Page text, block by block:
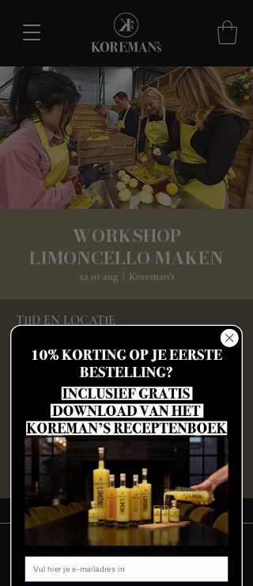
WORKSHOP
LIMONCELLO MAKEN
za 01 aug
  |
Koreman's
TIJD EN LOCATIE
01 aug 2026, 16:00 – 18:30
Koreman's, IABC 5260A, 4814 RD Breda
za 08 aug, 16:00
za 08 aug, 20:00
zo 09 aug, 12:30
Bekijk alle 130 datums